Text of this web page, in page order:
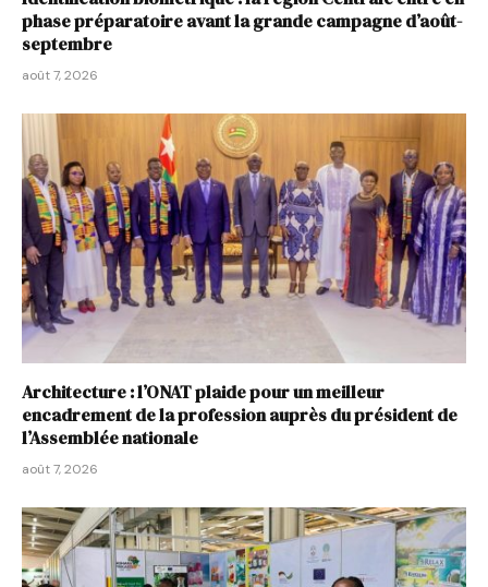
phase préparatoire avant la grande campagne d’août-
septembre
août 7, 2026
Architecture : l’ONAT plaide pour un meilleur
encadrement de la profession auprès du président de
l’Assemblée nationale
août 7, 2026